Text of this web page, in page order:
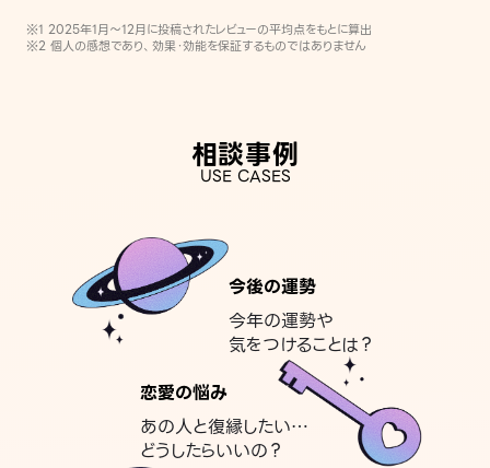
※1 2025年1月〜12月に投稿されたレビューの平均点をもとに算出
※2 個人の感想であり、効果・効能を保証するものではありません
相談事例
USE CASES
今後の運勢
今年の運勢や
気をつけることは？
恋愛の悩み
あの人と復縁したい…
どうしたらいいの？